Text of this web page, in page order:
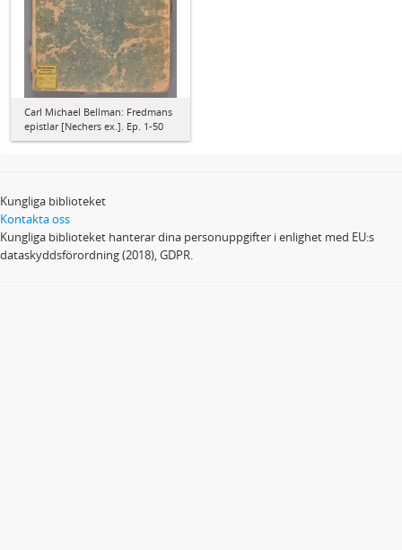
Carl Michael Bellman: Fredmans
epistlar [Nechers ex.]. Ep. 1-50
Kungliga biblioteket
Kontakta oss
Kungliga biblioteket hanterar dina personuppgifter i enlighet med EU:s
dataskyddsförordning (2018), GDPR.